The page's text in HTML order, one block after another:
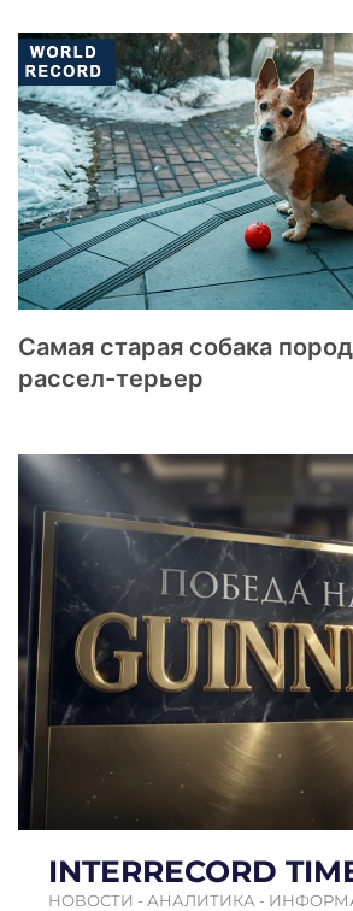
Самая старая собака
рассел-терьер
INTERRECORD
НОВОСТИ - АНАЛИТИКА -